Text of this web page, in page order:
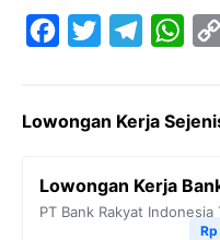
e
o
t
e
e
r
W
t
A
Lowongan Kerja
Lowongan Kerja
PT Bank Rakyat Indonesia